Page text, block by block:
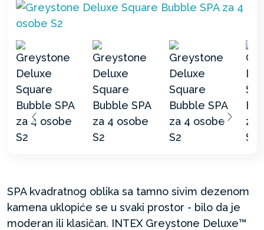
SPA kvadratnog oblika sa tamno sivim dezenom
kamena uklopiće se u svaki prostor - bilo da je
moderan ili klasičan. INTEX Greystone Deluxe™